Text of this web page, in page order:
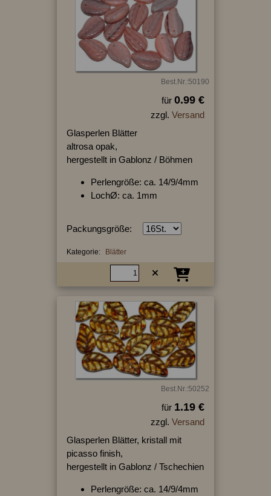
Best.Nr.:50190
für 0.99 €
zzgl. Versand
Glasperlen Blätter
altrosa opak,
hergestellt in Gablonz / Böhmen
Perlengröße: ca. 14/9/4mm
LochØ: ca. 1mm
Packungsgröße:
Kategorie: Blätter
Best.Nr.:50252
für 1.19 €
zzgl. Versand
Glasperlen Blätter, kristall mit
picasso finish,
hergestellt in Gablonz / Tschechien
Perlengröße: ca. 14/9/4mm